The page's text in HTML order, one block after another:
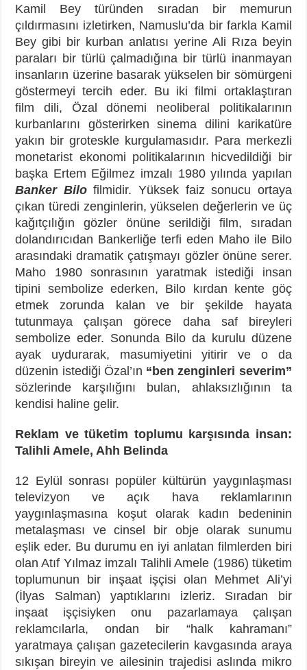
Kamil Bey türünden sıradan bir memurun
çıldırmasını izletirken, Namuslu’da bir farkla Kamil
Bey gibi bir kurban anlatısı yerine Ali Rıza beyin
paraları bir türlü çalmadığına bir türlü inanmayan
insanların üzerine basarak yükselen bir sömürgeni
göstermeyi tercih eder. Bu iki filmi ortaklaştıran
film dili, Özal dönemi neoliberal politikalarının
kurbanlarını gösterirken sinema dilini karikatüre
yakın bir groteskle kurgulamasıdır. Para merkezli
monetarist ekonomi politikalarının hicvedildiği bir
başka Ertem Eğilmez imzalı 1980 yılında yapılan
Banker Bilofilmidir. Yüksek faiz sonucu ortaya
çıkan türedi zenginlerin, yükselen değerlerin ve üç
kağıtçılığın gözler önüne serildiği film, sıradan
dolandırıcıdan Bankerliğe terfi eden Maho ile Bilo
arasındaki dramatik çatışmayı gözler önüne serer.
Maho 1980 sonrasının yaratmak istediği insan
tipini sembolize ederken, Bilo kırdan kente göç
etmek zorunda kalan ve bir şekilde hayata
tutunmaya çalışan görece daha saf bireyleri
sembolize eder. Sonunda Bilo da kurulu düzene
ayak uydurarak, masumiyetini yitirir ve o da
düzenin istediği Özal’ın “ben zenginleri severim”
sözlerinde karşılığını bulan, ahlaksızlığının ta
kendisi haline gelir.
Reklam ve tüketim toplumu karşısında insan:
Talihli Amele, Ahh Belinda
12 Eylül sonrası popüler kültürün yaygınlaşması
televizyon ve açık hava reklamlarının
yaygınlaşmasına koşut olarak kadın bedeninin
metalaşması ve cinsel bir obje olarak sunumu
eşlik eder. Bu durumu en iyi anlatan filmlerden biri
olan Atıf Yılmaz imzalı Talihli Amele (1986) tüketim
toplumunun bir inşaat işçisi olan Mehmet Ali’yi
(İlyas Salman) yaptıklarını izleriz. Sıradan bir
inşaat işçisiyken onu pazarlamaya çalışan
reklamcılarla, ondan bir “halk kahramanı”
yaratmaya çalışan gazetecilerin kavgasında araya
sıkışan bireyin ve ailesinin trajedisi aslında mikro